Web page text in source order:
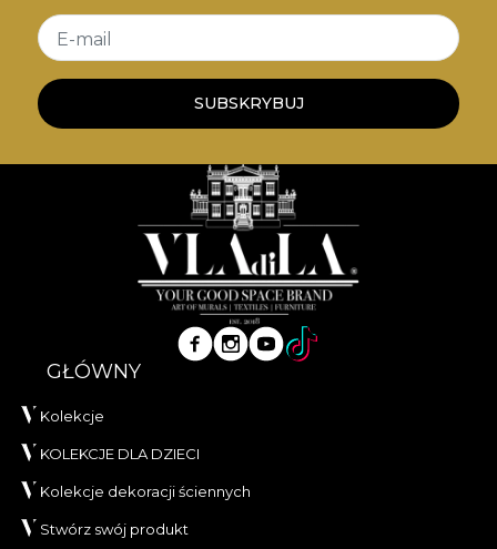
E-mail
SUBSKRYBUJ
GŁÓWNY
Kolekcje
KOLEKCJE DLA DZIECI
Kolekcje dekoracji ściennych
Stwórz swój produkt